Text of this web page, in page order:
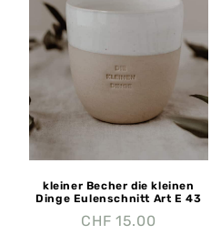
kleiner Becher die kleinen
Dinge Eulenschnitt Art E 43
CHF 15.00